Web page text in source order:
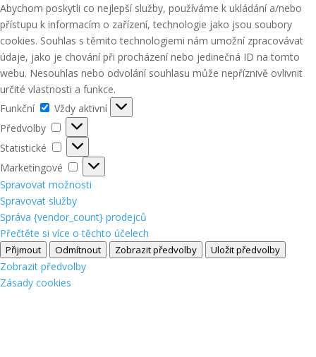
Abychom poskytli co nejlepší služby, používáme k ukládání a/nebo
přístupu k informacím o zařízení, technologie jako jsou soubory
cookies. Souhlas s těmito technologiemi nám umožní zpracovávat
údaje, jako je chování při procházení nebo jedinečná ID na tomto
webu. Nesouhlas nebo odvolání souhlasu může nepříznivě ovlivnit
určité vlastnosti a funkce.
Funkční
Funkční
Vždy aktivní
Předvolby
Předvolby
Statistické
Statistické
Marketingové
Marketingové
Spravovat možnosti
Spravovat služby
Správa {vendor_count} prodejců
Přečtěte si více o těchto účelech
Přijmout Odmítnout Zobrazit předvolby Uložit předvolby
Zobrazit předvolby
Zásady cookies